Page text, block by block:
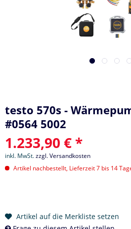
testo 570s -
#0564 5002
1.233,90 € *
inkl. MwSt.zzgl. Versandkosten
Artikel nachbestellt, Lieferzeit 7 bis 14
Artikel auf die Merkliste setzen